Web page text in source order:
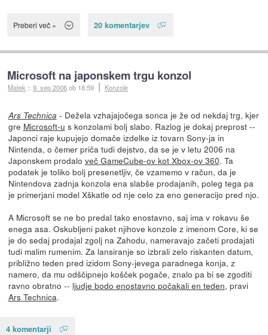
Preberi več » 20 komentarjev
Microsoft na japonskem trgu konzol
Matek ::9. sep 2006ob 18:59 Konzole
Ars Technica - Dežela vzhajajočega sonca je že od nekdaj trg, kjer
gre Microsoft-u s konzolami bolj slabo. Razlog je dokaj preprost --
Japonci raje kupujejo domače izdelke iz tovarn Sony-ja in
Nintenda, o čemer priča tudi dejstvo, da se je v letu 2006 na
Japonskem prodalo več GameCube-ov kot Xbox-ov 360. Ta
podatek je toliko bolj presenetljiv, če vzamemo v račun, da je
Nintendova zadnja konzola ena slabše prodajanih, poleg tega pa
je primerjani model Xškatle od nje celo za eno generacijo pred njo.
A Microsoft se ne bo predal tako enostavno, saj ima v rokavu še
enega asa. Oskubljeni paket njihove konzole z imenom Core, ki se
je do sedaj prodajal zgolj na Zahodu, nameravajo začeti prodajati
tudi malim rumenim. Za lansiranje so izbrali zelo riskanten datum,
približno teden pred izidom Sony-jevega paradnega konja, z
namero, da mu odščipnejo košček pogače, znalo pa bi se zgoditi
ravno obratno -- ljudje bodo enostavno počakali en teden, pravi
Ars Technica.
4 komentarji